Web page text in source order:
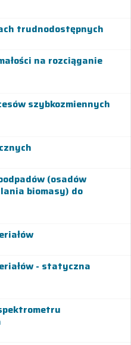
trudnodostępnych
na rozciąganie
szybkozmiennych
(osadów
biomasy) do
- statyczna